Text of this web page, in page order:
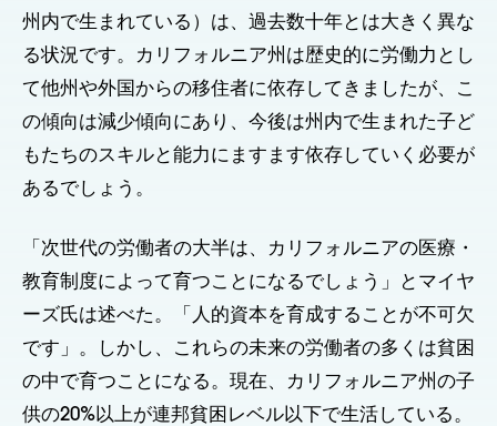
州内で生まれている）は、過去数十年とは大きく異な
る状況です。カリフォルニア州は歴史的に労働力とし
て他州や外国からの移住者に依存してきましたが、こ
の傾向は減少傾向にあり、今後は州内で生まれた子ど
もたちのスキルと能力にますます依存していく必要が
あるでしょう。
「次世代の労働者の大半は、カリフォルニアの医療・
教育制度によって育つことになるでしょう」とマイヤ
ーズ氏は述べた。「人的資本を育成することが不可欠
です」。しかし、これらの未来の労働者の多くは貧困
の中で育つことになる。現在、カリフォルニア州の子
供の20%以上が連邦貧困レベル以下で生活している。